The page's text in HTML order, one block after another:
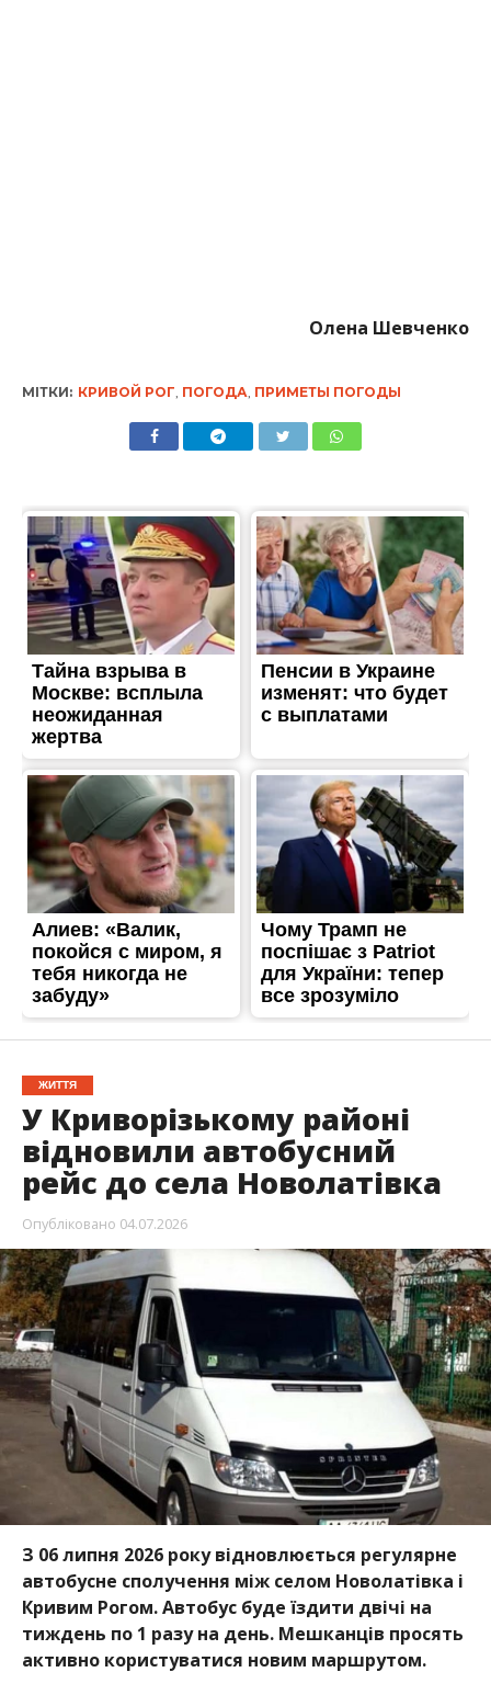
Олена Шевченко
МІТКИ: КРИВОЙ РОГ ПОГОДА ПРИМЕТЫ ПОГОДЫ
ЖИТТЯ
У Криворізькому районі
відновили автобусний
рейс до села Новолатівка
Опубліковано 04.07.2026
З 06 липня 2026 року відновлюється регулярне
автобусне сполучення між селом Новолатівка і
Кривим Рогом. Автобус буде їздити двічі на
тиждень по 1 разу на день. Мешканців просять
активно користуватися новим маршрутом.